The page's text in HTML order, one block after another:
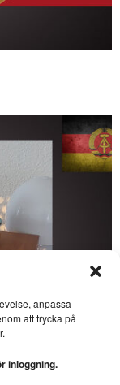
anpassa
att trycka på
inloggning.